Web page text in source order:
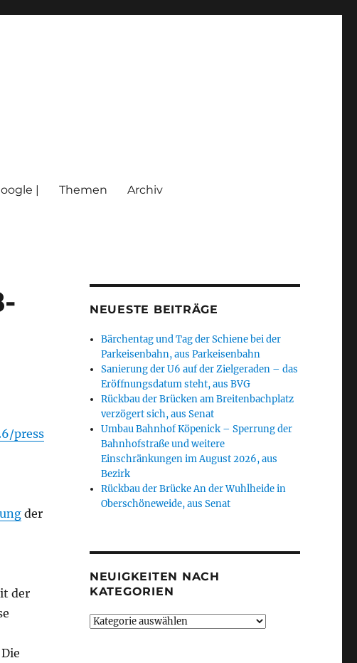
| Themen Archiv
press
der
der
NEUESTE BEITRÄGE
Bärchentag und Tag der Schiene bei der
Parkeisenbahn, aus Parkeisenbahn
Sanierung der U6 auf der Zielgeraden – das
Eröffnungsdatum steht, aus BVG
Rückbau der Brücken am Breitenbachplatz
verzögert sich, aus Senat
Umbau Bahnhof Köpenick – Sperrung der
Bahnhofstraße und weitere
Einschränkungen im August 2026, aus
Bezirk
Rückbau der Brücke An der Wuhlheide in
Oberschöneweide, aus Senat
NEUIGKEITEN NACH
KATEGORIEN
Neuigkeiten